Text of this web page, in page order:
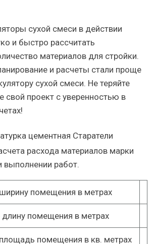
сухой смеси в действии
и быстро рассчитать
материалов для стройки.
и расчеты стали проще
сухой смеси. Не теряйте
свой проект с уверенностью в
расхода материалов марки
работ.
помещения в метрах
длину помещения в метрах
помещения в кв. метрах